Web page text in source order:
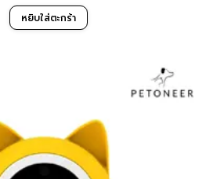
หยิบใส่ตะกร้า